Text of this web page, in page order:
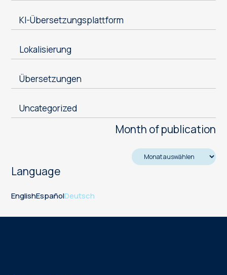
KI-Übersetzungsplattform
Lokalisierung
Übersetzungen
Uncategorized
Month of publication
Language
EnglishEspañolDeutsch